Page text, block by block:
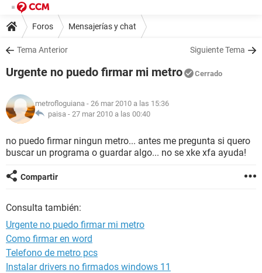
Foros Mensajerías y chat
Tema Anterior Siguiente Tema
Urgente no puedo firmar mi metro Cerrado
metrofloguiana - 26 mar 2010 a las 15:36
paisa - 27 mar 2010 a las 00:40
no puedo firmar ningun metro... antes me pregunta si quero
buscar un programa o guardar algo... no se xke xfa ayuda!
Compartir
Consulta también:
Urgente no puedo firmar mi metro
Como firmar en word
Telefono de metro pcs
Instalar drivers no firmados windows 11